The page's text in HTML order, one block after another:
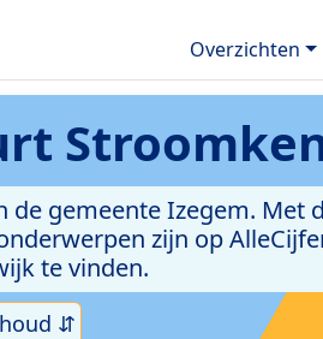
Overzichten
gemeente Izegem. Met
zijn op
te vinden.
⇵